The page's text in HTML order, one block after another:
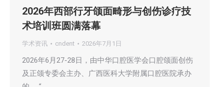
2026年西部行牙颌面畸形与创伤诊疗技
术培训班圆满落幕
学术资讯 cndent 2026年7月1日
2026年6月27-28日，由中华口腔医学会口腔颌面创伤
及正颌专委会主办、广西医科大学附属口腔医院承办